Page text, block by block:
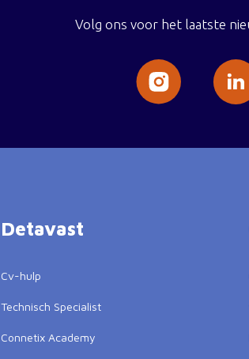
Volg ons voor het laatste
Detavast
Cv-hulp
Technisch Specialist
Connetix Academy